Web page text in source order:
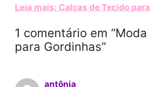
Leia mais: Calças de Tecido
1 comentário em
para Gordinhas”
antônia